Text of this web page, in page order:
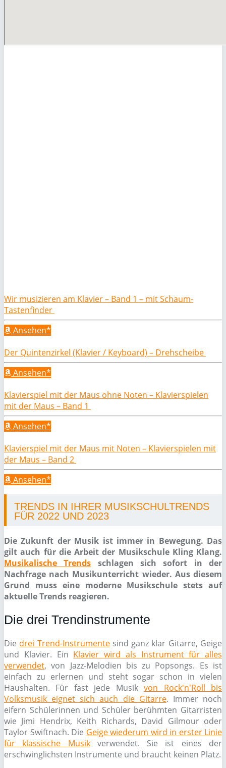
Wir musizieren am Klavier – Band 1 – mit Schaum-
Tastenfinder
Ansehen*
Der Quintenzirkel (Klavier / Keyboard) – Drehscheibe
Ansehen*
Klavierspiel mit der Maus ohne Noten – Klavierspielen
mit der Maus – Band 1
Ansehen*
Klavierspiel mit der Maus mit Noten – Klavierspielen mit
der Maus – Band 2
Ansehen*
TRENDS IN IHRER MUSIKSCHULTRENDS
FÜR 2022 UND 2023
Die Zukunft der Musik ist immer in Bewegung. Das
gilt auch für die Arbeit der Musikschule Kling Klang.
Musikalische Trends schlagen sich sofort in der
Nachfrage nach Musikunterricht wieder. Aus diesem
Grund muss eine moderne Musikschule stets auf
aktuelle Trends reagieren.
Die drei Trendinstrumente
Die drei Trend-Instrumentesind ganz klar Gitarre, Geige
und Klavier. Ein Klavier wird als Instrument für alles
verwendet, von Jazz-Melodien bis zu Popsongs. Es ist
einfach zu erlernen und steht sogar schon in vielen
Haushalten. Für fast jede Musikvon Rock'n'Roll bis
Volksmusik eignet sich auch die Gitarre. Immer noch
eifern Schülerinnen und Schüler berühmten Gitarristen
wie Jimi Hendrix, Keith Richards, David Gilmour oder
Taylor Swiftnach. Die Geige wiederum wird in erster Linie
für klassische Musikverwendet. Sie ist eines der
erschwinglichsten Instrumente und braucht keinen Platz.